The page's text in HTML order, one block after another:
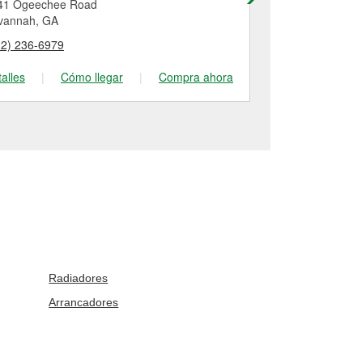
Ogeechee Road
GA
236-6979
| Cómo llegar | Compra ahora
Radiadores
Arrancadores